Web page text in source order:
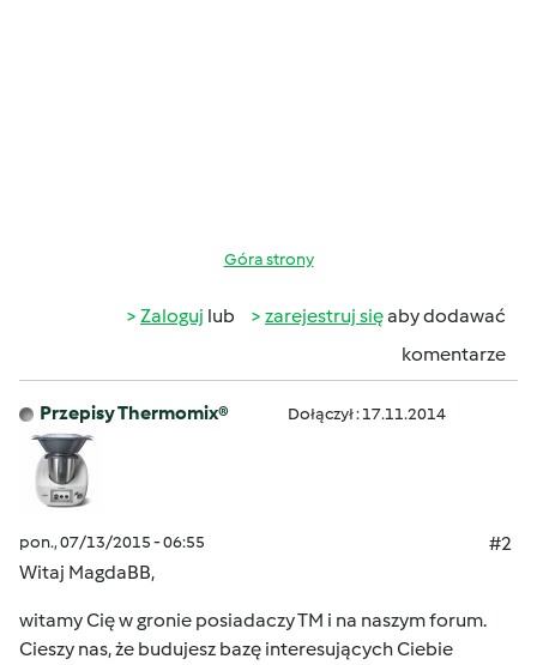
Góra strony
Zaloguj lub zarejestruj sięaby dodawać
komentarze
Przepisy Thermomix® Dołączył : 17.11.2014
pon., 07/13/2015 - 06:55
#2
Witaj MagdaBB,
witamy Cię w gronie posiadaczy TM i na naszym forum.
Cieszy nas, że budujesz bazę interesujących Ciebie